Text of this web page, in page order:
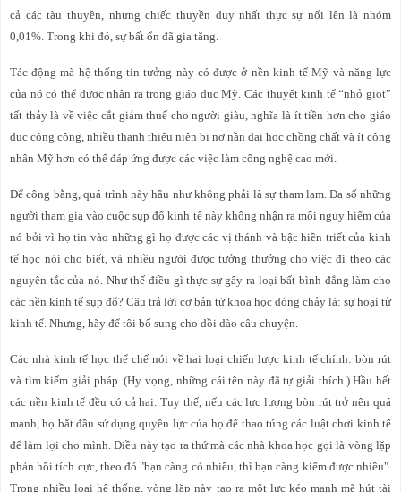
cả các tàu thuyền, nhưng chiếc thuyền duy nhất thực sự nổi lên là nhóm
0,01%. Trong khi đó, sự bất ổn đã gia tăng.
Tác động mà hệ thống tin tưởng này có được ở nền kinh tế Mỹ và năng lực
của nó có thể được nhận ra trong giáo dục Mỹ. Các thuyết kinh tế “nhỏ giọt”
tất thảy là về việc cắt giảm thuế cho người giàu, nghĩa là ít tiền hơn cho giáo
dục công cộng, nhiều thanh thiếu niên bị nợ nần đại học chồng chất và ít công
nhân Mỹ hơn có thể đáp ứng được các việc làm công nghệ cao mới.
Để công bằng, quá trình này hầu như không phải là sự tham lam. Đa số những
người tham gia vào cuộc sụp đổ kinh tế này không nhận ra mối nguy hiểm của
nó bởi vì họ tin vào những gì họ được các vị thánh và bậc hiền triết của kinh
tế học nói cho biết, và nhiều người được tưởng thưởng cho việc đi theo các
nguyên tắc của nó. Như thế điều gì thực sự gây ra loại bất bình đẳng làm cho
các nền kinh tế sụp đổ? Câu trả lời cơ bản từ khoa học dòng chảy là: sự hoại tử
kinh tế. Nhưng, hãy để tôi bổ sung cho dồi dào câu chuyện.
Các nhà kinh tế học thể chế nói về hai loại chiến lược kinh tế chính: bòn rút
và tìm kiếm giải pháp. (Hy vọng, những cái tên này đã tự giải thích.) Hầu hết
các nền kinh tế đều có cả hai. Tuy thế, nếu các lực lượng bòn rút trở nên quá
mạnh, họ bắt đầu sử dụng quyền lực của họ để thao túng các luật chơi kinh tế
để làm lợi cho mình. Điều này tạo ra thứ mà các nhà khoa học gọi là vòng lặp
phản hồi tích cực, theo đó "bạn càng có nhiều, thì bạn càng kiếm được nhiều".
Trong nhiều loại hệ thống, vòng lặp này tạo ra một lực kéo mạnh mẽ hút tài